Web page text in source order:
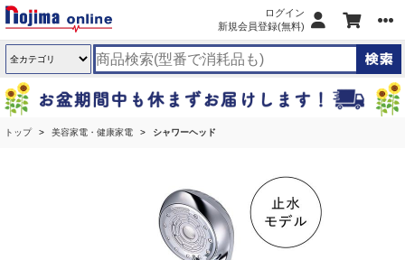
ログイン
新規会員登録(無料)
トップ 美容家電・健康家電 シャワーヘッド